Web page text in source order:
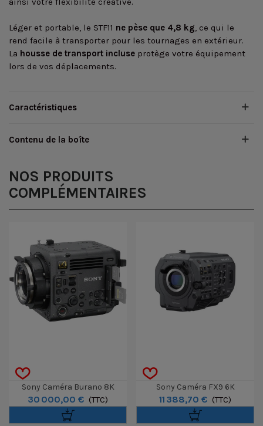
Léger et portable, le STF11 ne pèse que 4,8 kg, ce qui le
rend facile à transporter pour les tournages en extérieur.
La housse de transport incluse protège votre équipement
lors de vos déplacements.
Caractéristiques
Contenu de la boîte
NOS PRODUITS
COMPLÉMENTAIRES
Sony Caméra Burano 8K
30 000,00 € (TTC)
Sony Caméra FX9 6K
11 388,70 € (TTC)